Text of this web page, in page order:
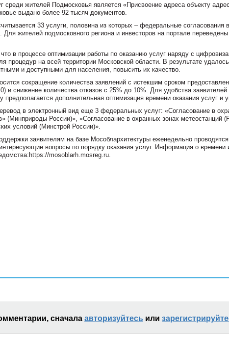
среди жителей Подмосковья является «Присвоение адреса объекту
выдано более 92 тысяч документов.
33 услуги, половина из которых – федеральные согласования
Для жителей подмосковного региона и инвесторов на портале
в процессе оптимизации работы по оказанию услуг наряду с
процедур на всей территории Московской области. В результате
и доступными для населения, повысить их качество.
сокращение количества заявлений с истекшим сроком
и снижение количества отказов с 25% до 10%. Для удобства
предполагается дополнительная оптимизация времени оказания услуг и
в электронный вид еще 3 федеральных услуг: «Согласование в
(Минприроды России)», «Согласование в охранных зонах метеостанций
условий (Минстрой России)».
заявителям на базе Мособлархитектуры еженедельно
вопросы по порядку оказания услуг. Информация о времени
mosoblarh.mosreg.ru.
сначала авторизуйтесь или